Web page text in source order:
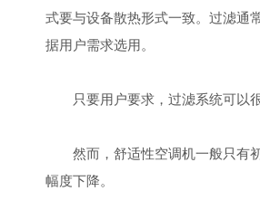
式要与设备散热形式一致。过滤通
据用户需求选用。
只要用户要求，过滤系统可以很
然而，舒适性空调机一般只有初
幅度下降。